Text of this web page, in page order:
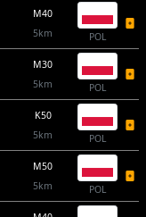
M40
5km
POL
M30
5km
POL
K50
5km
POL
M50
5km
POL